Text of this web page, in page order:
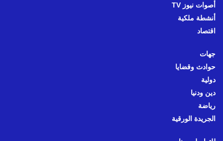
أصوات نيوز TV
أنشطة ملكية
اقتصاد
جهات
حوادث وقضايا
دولية
دين ودنيا
رياضة
الجريدة الورقية